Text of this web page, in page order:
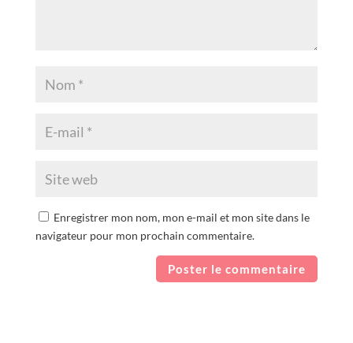
Enregistrer mon nom, mon e-mail et mon site dans le
navigateur pour mon prochain commentaire.